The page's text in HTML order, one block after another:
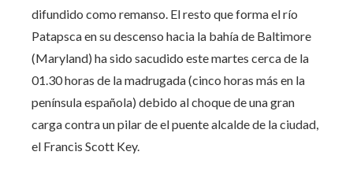
difundido como remanso. El resto que forma el río
Patapsca en su descenso hacia la bahía de Baltimore
(Maryland) ha sido sacudido este martes cerca de la
01.30 horas de la madrugada (cinco horas más en la
península española) debido al choque de una gran
carga contra un pilar de el puente alcalde de la ciudad,
el Francis Scott Key.